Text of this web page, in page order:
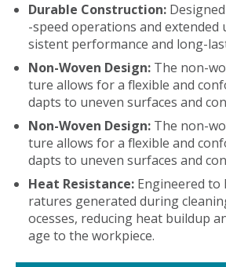
Durable Construction:
-speed operations and extended
sistent performance and long-
Non-Woven Design: The non-
ture allows for a flexible and
dapts to uneven surfaces and
Non-Woven Design: The non-
ture allows for a flexible and
dapts to uneven surfaces and
Heat Resistance: Engineered to
ratures generated during
ocesses, reducing heat buildup
age to the workpiece.